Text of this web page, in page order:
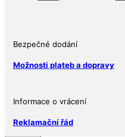
COA)
Bezpečné dodání
Možnosti plateb a dopravy
Informace o vrácení
Reklamační řád